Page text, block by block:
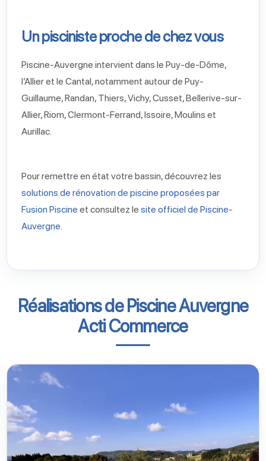
Un pisciniste proche de chez vous
Piscine-Auvergne intervient dans le Puy-de-Dôme,
l’Allier et le Cantal, notamment autour de Puy-
Guillaume, Randan, Thiers, Vichy, Cusset, Bellerive-sur-
Allier, Riom, Clermont-Ferrand, Issoire, Moulins et
Aurillac.
Pour remettre en état votre bassin, découvrez les
solutions de rénovation de piscine proposées par
Fusion Piscine et consultez le site officiel de Piscine-
Auvergne.
Réalisations de Piscine Auvergne
Acti Commerce